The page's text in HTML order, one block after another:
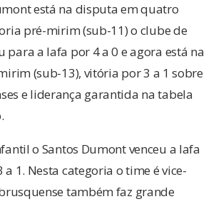
está na disputa em quatro
pré-mirim (sub-11) o clube de
para a Iafa por 4 a 0 e agora está na
(sub-13), vitória por 3 a 1 sobre
e liderança garantida na tabela
o Santos Dumont venceu a Iafa
a 1. Nesta categoria o time é vice-
também faz grande